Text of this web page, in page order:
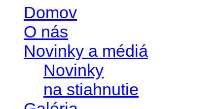
Domov
O nás
Novinky a médiá
Novinky
na stiahnutie